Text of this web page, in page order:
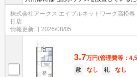
物を受け取ることができます。浴室乾燥
物を外干しできない時期でも部屋干しを
00円で駐車場を利用することができる物
必要ない、経済的なネット回線工事済み物
株式会社アークス エイブルネットワーク高松春
日店
情報更新日 2026/08/05
3.7万円(管理費等：
敷
なし 礼
なし